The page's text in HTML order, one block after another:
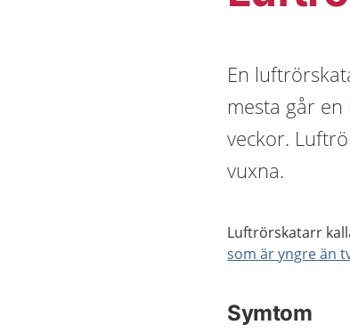
En
mesta går
veckor.
vuxna.
Luftrörskatarr
som är yngre än
Symtom